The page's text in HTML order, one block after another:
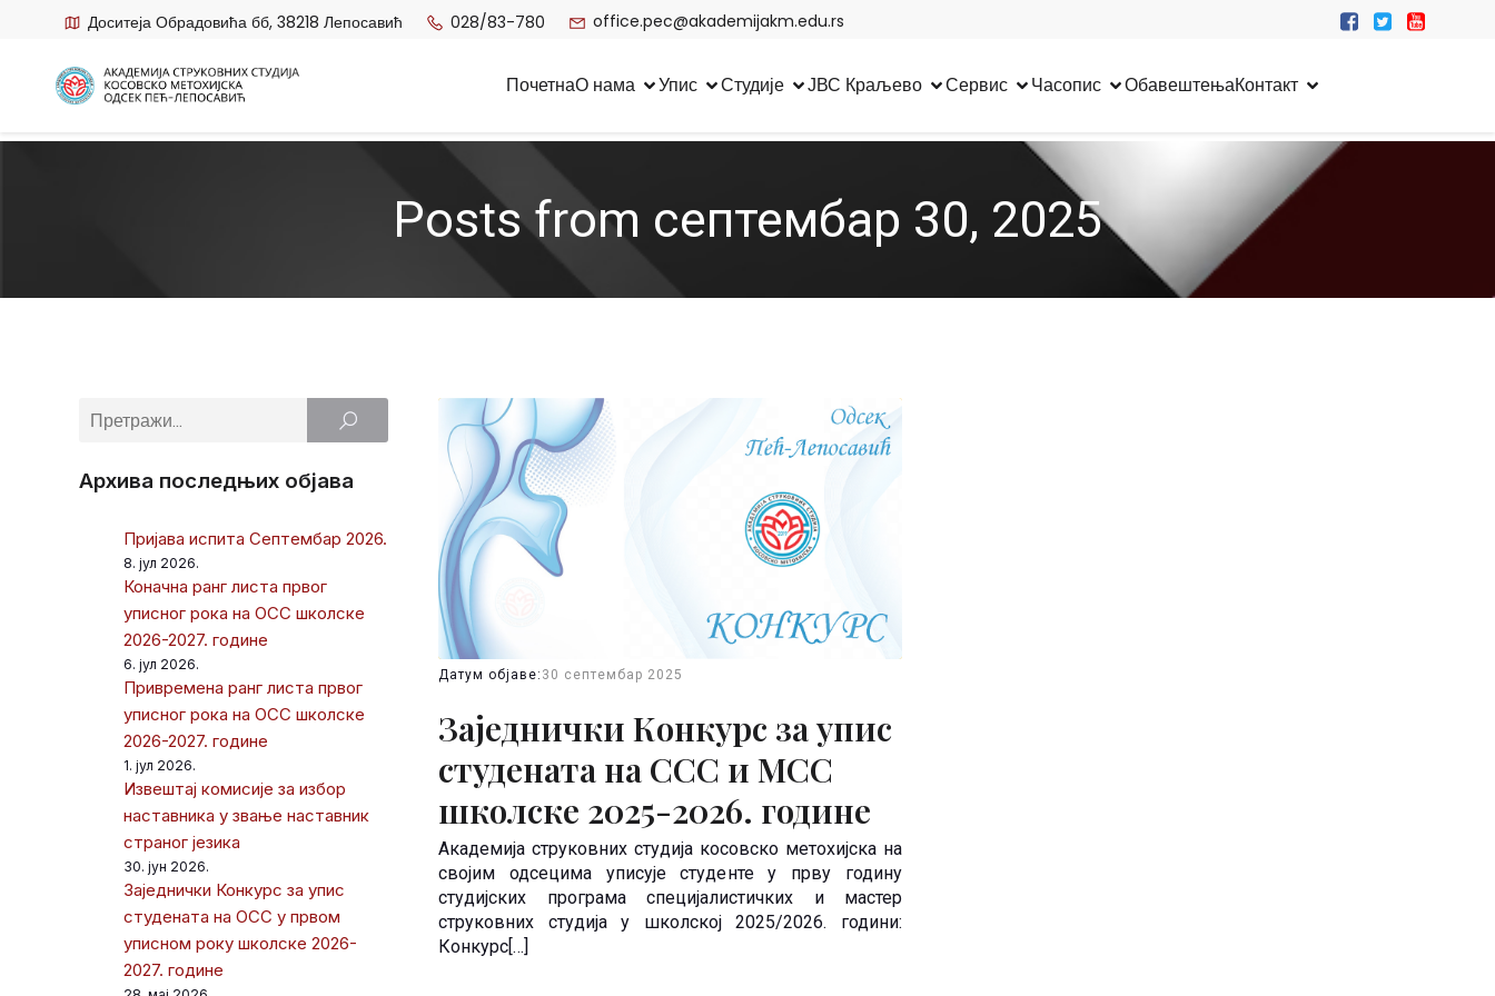
Доситеја Обрадовића бб, 38218 Лепосавић 028/83-780 office.pec@akademijakm.edu.rs
ПочетнаО нама Упис Студије ЈВС Краљево Сервис Часопис ОбавештењаКонтакт
Posts from септембар 30, 2025
Архива последњих објава
Пријава испита Септембар 2026.
8. јул 2026.
Коначна ранг листа првог
уписног рока на ОСС школске
2026-2027. године
6. јул 2026.
Привремена ранг листа првог
уписног рока на ОСС школске
2026-2027. године
1. јул 2026.
Извештај комисије за избор
наставника у звање наставник
страног језика
30. јун 2026.
Заједнички Конкурс за упис
студената на ОСС у првом
уписном року школске 2026-
2027. године
Датум објаве: 30 септембар 2025
Заједнички Конкурс за упис
студената на ССС и МСС
школске 2025-2026. године
Академија струковних студија косовско метохијска на
својим одсецима уписује студенте у прву годину
студијских програма специјалистичких и мастер
струковних студија у школској 2025/2026. години:
Конкурс[…]